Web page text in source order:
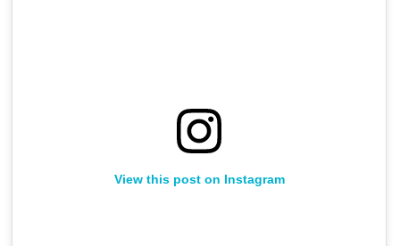
View this post on Instagram